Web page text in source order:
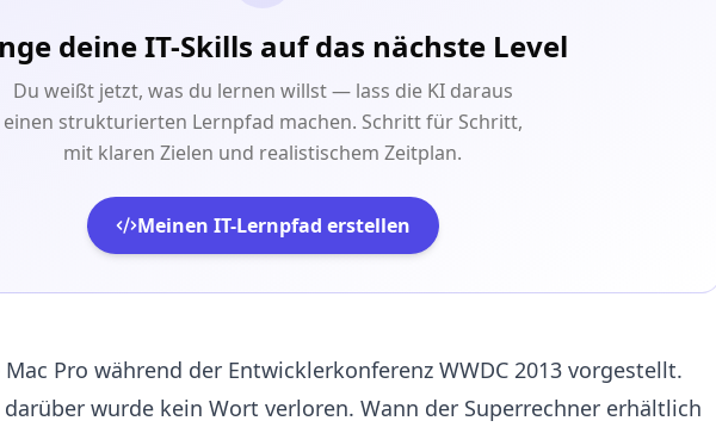
deine IT-Skills auf das nächste Level
Du weißt jetzt, was du lernen willst — lass die KI daraus
einen strukturierten Lernpfad machen. Schritt für Schritt,
mit klaren Zielen und realistischem Zeitplan.
Meinen IT-Lernpfad erstellen
Pro während der Entwicklerkonferenz WWDC 2013 vorgestellt.
wurde kein Wort verloren. Wann der Superrechner erhältlich